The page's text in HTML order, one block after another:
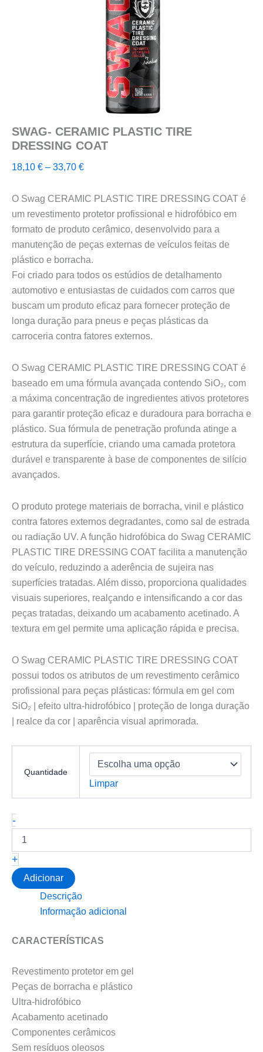
SWAG- CERAMIC PLASTIC TIRE
DRESSING COAT
18,10 € – 33,70 €Price
18,10 €
through
33,70 €
O Swag CERAMIC PLASTIC TIRE DRESSING COAT é
um revestimento protetor profissional e hidrofóbico em
formato de produto cerâmico, desenvolvido para a
manutenção de peças externas de veículos feitas de
plástico e borracha.
Foi criado para todos os estúdios de detalhamento
automotivo e entusiastas de cuidados com carros que
buscam um produto eficaz para fornecer proteção de
longa duração para pneus e peças plásticas da
carroceria contra fatores externos.
O Swag CERAMIC PLASTIC TIRE DRESSING COAT é
baseado em uma fórmula avançada contendo SiO₂, com
a máxima concentração de ingredientes ativos protetores
para garantir proteção eficaz e duradoura para borracha e
plástico. Sua fórmula de penetração profunda atinge a
estrutura da superfície, criando uma camada protetora
durável e transparente à base de componentes de silício
avançados.
O produto protege materiais de borracha, vinil e plástico
contra fatores externos degradantes, como sal de estrada
ou radiação UV. A função hidrofóbica do Swag CERAMIC
PLASTIC TIRE DRESSING COAT facilita a manutenção
do veículo, reduzindo a aderência de sujeira nas
superfícies tratadas. Além disso, proporciona qualidades
visuais superiores, realçando e intensificando a cor das
peças tratadas, deixando um acabamento acetinado. A
textura em gel permite uma aplicação rápida e precisa.
O Swag CERAMIC PLASTIC TIRE DRESSING COAT
possui todos os atributos de um revestimento cerâmico
profissional para peças plásticas: fórmula em gel com
SiO₂ | efeito ultra-hidrofóbico | proteção de longa duração
| realce da cor | aparência visual aprimorada.
Quantidade
Limpar
-
de
SWAG-
CERAMIC
PLASTIC
TIRE
DRESSING
+
Adicionar
Descrição
Informação adicional
CARACTERÍSTICAS
Revestimento protetor em gel
Peças de borracha e plástico
Ultra-hidrofóbico
Acabamento acetinado
Componentes cerâmicos
Sem resíduos oleosos